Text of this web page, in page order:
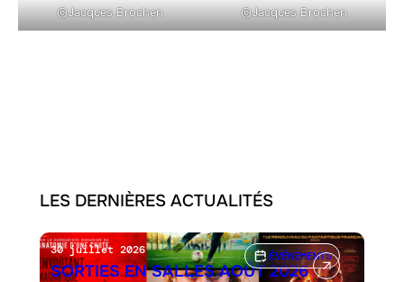
©Jacques Brochen ©Jacques Brochen
LES DERNIÈRES ACTUALITÉS
ÉVÉNEMENTS
30 juillet 2026
SORTIES EN SALLES AOÛT 2026